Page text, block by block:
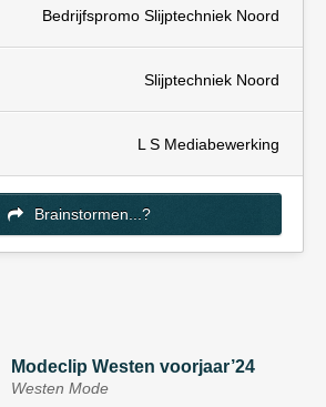
Bedrijfspromo Slijptechniek Noord
Slijptechniek Noord
L S Mediabewerking
Brainstormen...?
Modeclip Westen voorjaar’24
Westen Mode